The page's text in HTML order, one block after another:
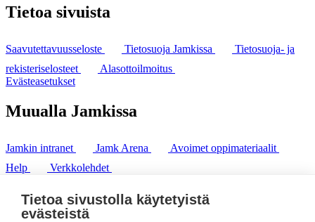
Tietoa sivuista
Saavutettavuusseloste Tietosuoja Jamkissa
Tietosuoja- ja
rekisteriselosteet
Alasottoilmoitus
Evästeasetukset
Muualla Jamkissa
Jamkin intranet Jamk Arena
Avoimet oppimateriaalit
Help
Verkkolehdet
puh. +358 20 743 8100
fax. +358 14 449 9694
Tietoa sivustolla käytetyistä
evästeistä